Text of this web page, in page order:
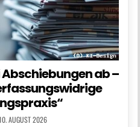
Abschiebungen ab –
AUGUST 2026